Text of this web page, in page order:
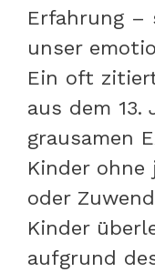
Erfahrung –
unser
Ein oft
aus dem 13.
grausamen
Kinder ohne
oder
Kinder
aufgrund